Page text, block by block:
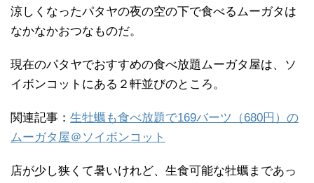
涼しくなったパタヤの夜の空の下で食べるムーガタは
なかなかおつなものだ。
現在のパタヤでおすすめの食べ放題ムーガタ屋は、ソ
イボンコットにある２軒並びのところ。
関連記事： 生牡蠣も食べ放題で169バーツ（680円）の
ムーガタ屋＠ソイボンコット
店が少し狭くて暑いけれど、生食可能な牡蠣まであっ